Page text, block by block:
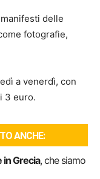
delle
fotografie,
a venerdì, con
3 euro.
ANCHE:
Grecia, che siamo